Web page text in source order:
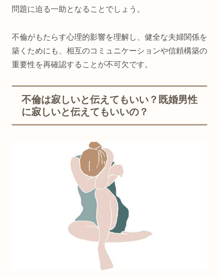
問題に迫る一助となることでしょう。
不倫がもたらす心理的影響を理解し、健全な夫婦関係を
築くためにも、相互のコミュニケーションや信頼構築の
重要性を再確認することが不可欠です。
不倫は寂しいと伝えてもいい？既婚男性
に寂しいと伝えてもいいの？